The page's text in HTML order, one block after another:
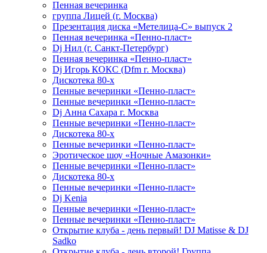
Пенная вечеринка
группа Лицей (г. Москва)
Презентация диска «Метелица-С» выпуск 2
Пенная вечеринка «Пенно-пласт»
Dj Нил (г. Санкт-Петербург)
Пенная вечеринка «Пенно-пласт»
Dj Игорь КОКС (Dfm г. Москва)
Дискотека 80-х
Пенные вечеринки «Пенно-пласт»
Пенные вечеринки «Пенно-пласт»
Dj Анна Сахара г. Москва
Пенные вечеринки «Пенно-пласт»
Дискотека 80-х
Пенные вечеринки «Пенно-пласт»
Эротическое шоу «Ночные Амазонки»
Пенные вечеринки «Пенно-пласт»
Дискотека 80-х
Пенные вечеринки «Пенно-пласт»
Dj Kenia
Пенные вечеринки «Пенно-пласт»
Пенные вечеринки «Пенно-пласт»
Открытие клуба - день первый! DJ Matisse & DJ
Sadko